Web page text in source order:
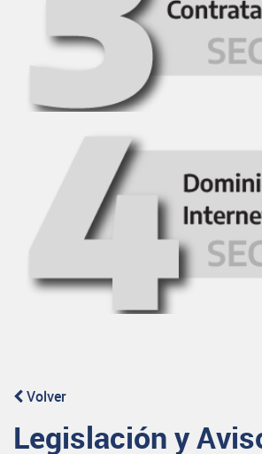
Volver
Legislación y